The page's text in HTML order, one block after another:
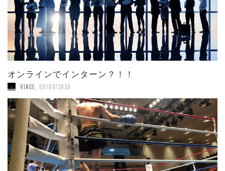
オンラインでインターン？！！
VINCE 09/02/2020